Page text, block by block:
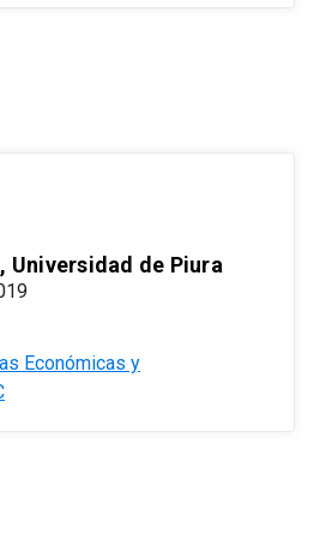
Universidad de Piura
Económicas y